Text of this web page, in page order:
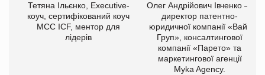
Тетяна Ільєнко, Executive-
коуч, сертифікований коуч
МСС ICF, ментор для
лідерів
Олег Андрійович Івченко —
директор патентно-
юридичної компанії «Вайз
Груп», консалтингової
компанії «Парето» та
маркетингової агенції
Myka Agency.